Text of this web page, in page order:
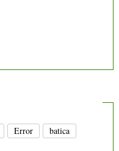
Error
batica